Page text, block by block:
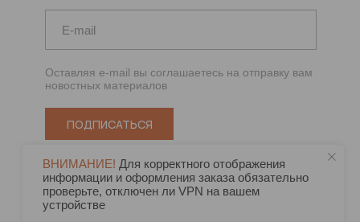
Оставляя e-mail вы соглашаетесь на отправку вам
новостных материалов
ПОДПИСАТЬСЯ
ВНИМАНИЕ! Для корректного отображения
информации и оформления заказа обязательно
проверьте, отключен ли VPN на вашем
устройстве